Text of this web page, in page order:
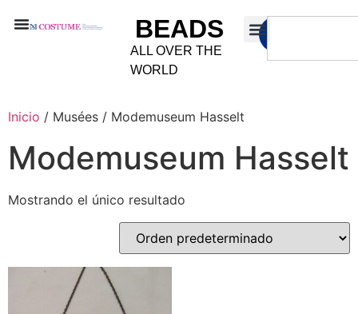
BEADS
ALL OVER THE
WORLD
Inicio / Musées / Modemuseum Hasselt
Modemuseum Hasselt
Mostrando el único resultado